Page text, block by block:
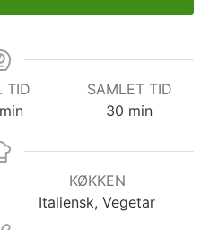
TID
minutter
min
SAMLET TID
30 minutter
min
KØKKEN
Italiensk, Vegetar